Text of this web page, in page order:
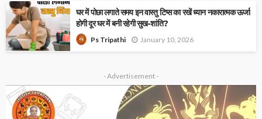
घर में पोछा लगाते समय इन वास्तु टिप्स का रखें ध्यान नकारात्मक ऊर्जा
होगी दूर घर में बनी रहेगी सुख-शांति?
Ps Tripathi January 10, 2026
- Advertisement -